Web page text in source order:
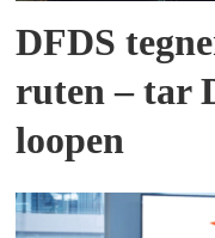
DFDS
ruten – tar
loopen